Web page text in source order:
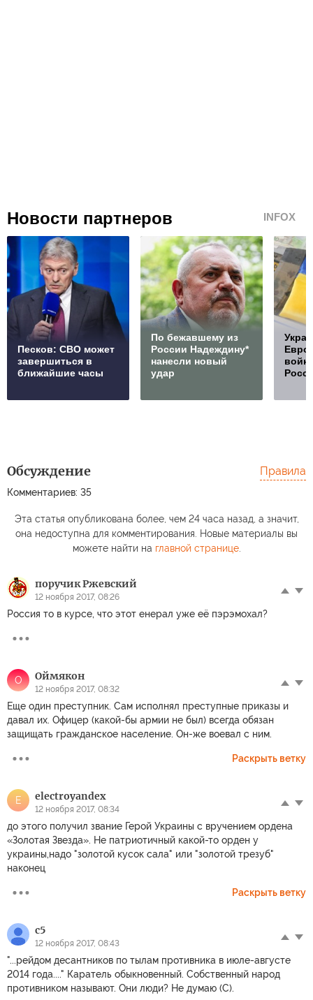
Новости партнеров INFOX
Песков: СВО может
завершиться в
ближайшие часы
По бежавшему из
России Надеждину*
нанесли новый
удар
Обсуждение
Комментариев: 35
Правила
Эта статья опубликована более, чем 24 часа назад, а значит,
она недоступна для комментирования. Новые материалы вы
можете найти на главной странице.
поручик Ржевский
12 ноября 2017, 08:26
Россия то в курсе, что этот енерал уже её пэрэмохал?
О Оймякон
12 ноября 2017, 08:32
Еще один преступник. Сам исполнял преступные приказы и
давал их. Офицер (какой-бы армии не был) всегда обязан
защищать гражданское население. Он-же воевал с ним.
Раскрыть ветку
E electroyandex
12 ноября 2017, 08:34
до этого получил звание Герой Украины с вручением ордена
«Золотая Звезда». Не патриотичный какой-то орден у
украины,надо "золотой кусок сала" или "золотой трезуб"
наконец
Раскрыть ветку
c5
12 ноября 2017, 08:43
"...рейдом десантников по тылам противника в июле-августе
2014 года...." Каратель обыкновенный. Собственный народ
противником называют. Они люди? Не думаю (С).